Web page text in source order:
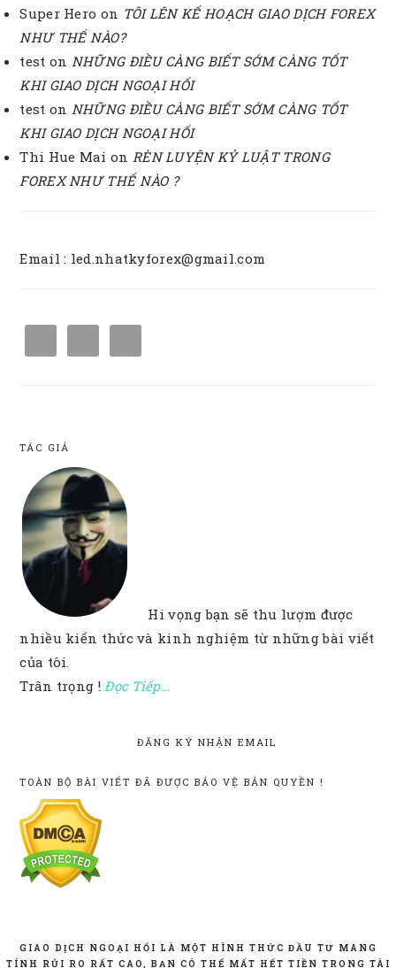
Super Hero on TÔI LÊN KẾ HOẠCH GIAO DỊCH FOREX
NHƯ THẾ NÀO?
test on NHỮNG ĐIỀU CÀNG BIẾT SỚM CÀNG TỐT
KHI GIAO DỊCH NGOẠI HỐI
test on NHỮNG ĐIỀU CÀNG BIẾT SỚM CÀNG TỐT
KHI GIAO DỊCH NGOẠI HỐI
Thi Hue Mai on RÈN LUYỆN KỶ LUẬT TRONG
FOREX NHƯ THẾ NÀO ?
Email : led.nhatkyforex@gmail.com
FOOTER
TÁC GIẢ
Hi vọng bạn sẽ thu lượm được
nhiều kiến thức và kinh nghiệm từ những bài viết
của tôi.
Trân trọng !Đọc Tiếp…
ĐĂNG KÝ NHẬN EMAIL
TOÀN BỘ BÀI VIẾT ĐÃ ĐƯỢC BẢO VỆ BẢN QUYỀN !
GIAO DỊCH NGOẠI HỐI LÀ MỘT HÌNH THỨC ĐẦU TƯ MANG
TÍNH RỦI RO RẤT CAO, BẠN CÓ THỂ MẤT HẾT TIỀN TRONG TÀI